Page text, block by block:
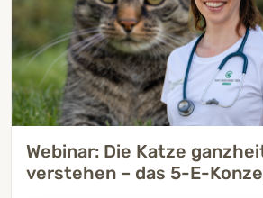
Webinar: Die Katze
verstehen – das 5-E-